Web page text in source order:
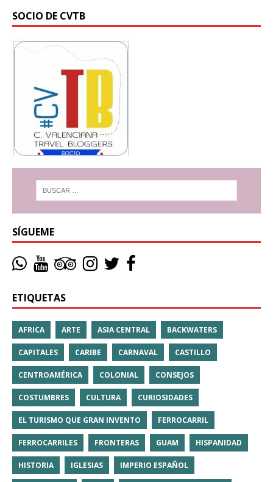
SOCIO DE CVTB
SÍGUEME
ETIQUETAS
AFRICA ARTE ASIA CENTRAL BACKWATERS
CAPITALES CARIBE CARNAVAL CASTILLO
CENTROAMÉRICA COLONIAL CONSEJOS
COSTUMBRES CULTURA CURIOSIDADES
EL TURISMO QUE GRAN INVENTO FERROCARRIL
FERROCARRILES FRONTERAS GUAM HISPANIDAD
HISTORIA IGLESIAS IMPERIO ESPAÑOL